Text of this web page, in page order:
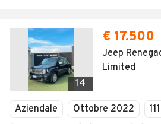
14
€ 17.500
Jeep
Limited
Aziendale Ottobre 2022